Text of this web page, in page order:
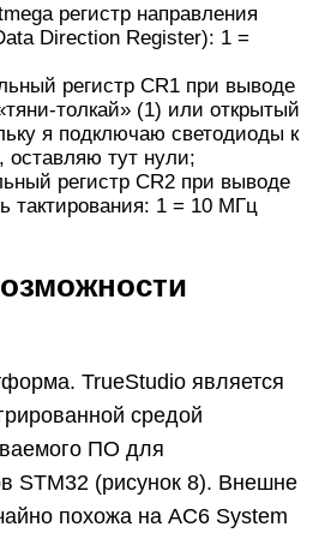
регистр направления
Direction Register): 1 =
регистр CR1 при выводе
толкай» (1) или открытый
я подключаю светодиоды к
оставляю тут нули;
регистр CR2 при выводе
тактирования: 1 = 10 МГц
TrueStudio является
средой
ПО для
STM32 (рисунок 8). Внешне
похожа на AC6 System